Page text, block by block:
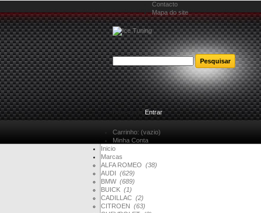
Contacto
Mapa do site
Bem-vindoEntrar
Carrinho: (vazio)
Minha Conta
Inicio
Marcas
ALFA ROMEO (38)
AUDI (629)
BMW (689)
BUICK (1)
CADILLAC (2)
CITROEN (63)